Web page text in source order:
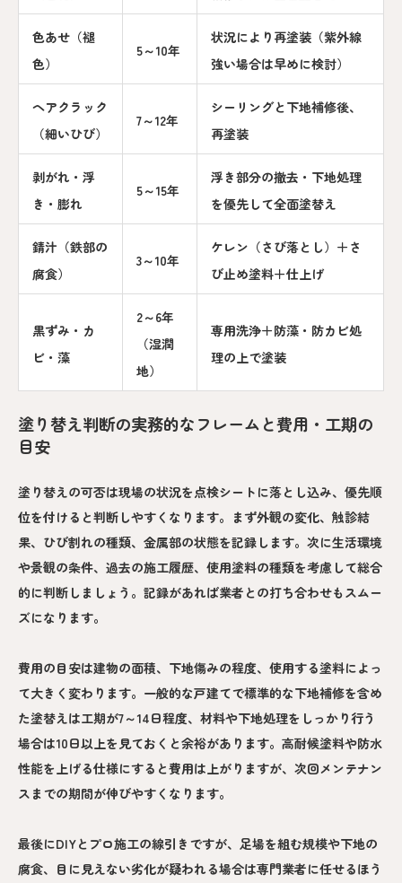
色あせ（褪
色）
5～10年
状況により再塗装（紫外線
強い場合は早めに検討）
ヘアクラック
（細いひび）
7～12年
シーリングと下地補修後、
再塗装
剥がれ・浮
き・膨れ
5～15年
浮き部分の撤去・下地処理
を優先して全面塗替え
錆汁（鉄部の
腐食）
3～10年
ケレン（さび落とし）＋さ
び止め塗料＋仕上げ
黒ずみ・カ
ビ・藻
2～6年
（湿潤
地）
専用洗浄＋防藻・防カビ処
理の上で塗装
塗り替え判断の実務的なフレームと費用・工期の
目安
塗り替えの可否は現場の状況を点検シートに落とし込み、優先順
位を付けると判断しやすくなります。まず外観の変化、触診結
果、ひび割れの種類、金属部の状態を記録します。次に生活環境
や景観の条件、過去の施工履歴、使用塗料の種類を考慮して総合
的に判断しましょう。記録があれば業者との打ち合わせもスムー
ズになります。
費用の目安は建物の面積、下地傷みの程度、使用する塗料によっ
て大きく変わります。一般的な戸建てで標準的な下地補修を含め
た塗替えは工期が7～14日程度、材料や下地処理をしっかり行う
場合は10日以上を見ておくと余裕があります。高耐候塗料や防水
性能を上げる仕様にすると費用は上がりますが、次回メンテナン
スまでの期間が伸びやすくなります。
最後にDIYとプロ施工の線引きですが、足場を組む規模や下地の
腐食、目に見えない劣化が疑われる場合は専門業者に任せるほう